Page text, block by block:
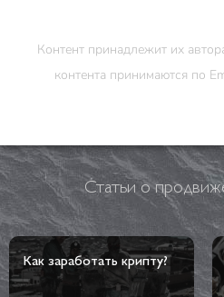
Контент принадлежит их
контента принимаются по
Статьи о
Как заработать крипту?